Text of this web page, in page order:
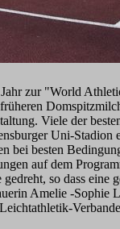
zur "World
Viele der
Uni-Stadion
bei besten
auf dem
so dass eine
Amelie -Sophie